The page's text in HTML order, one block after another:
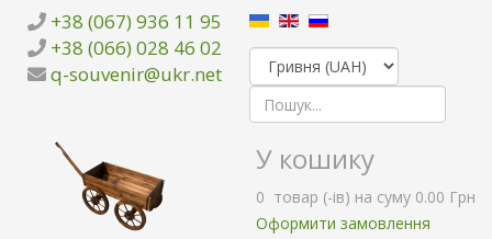
+38 (067) 936 11 95
+38 (066) 028 46 02
q-souvenir@ukr.net
У кошику
0 товар (-ів) на суму 0.00 Грн
Оформити замовлення